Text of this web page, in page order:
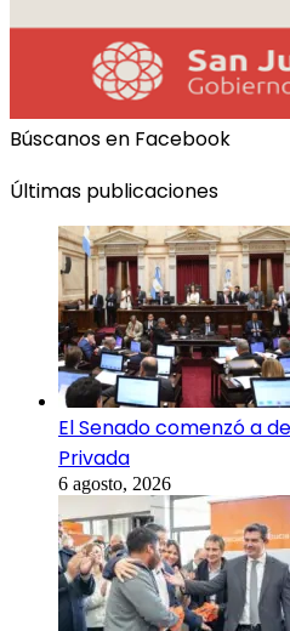
Búscanos en Facebook
Últimas publicaciones
El Senado comenzó a
Privada
6 agosto, 2026